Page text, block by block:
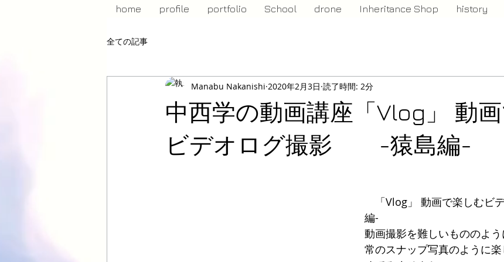
home profile portfolio School drone Inheritance Shop history
全ての記事
中西学の動画講座「Vlog」 動
ビデオログ撮影 -猿島編-
Manabu Nakanishi 2020年2月3日 読了時間: 2分
「Vlog」 動画で楽しむビ
編-
動画撮影を難しいもののよ
常のスナップ写真のように